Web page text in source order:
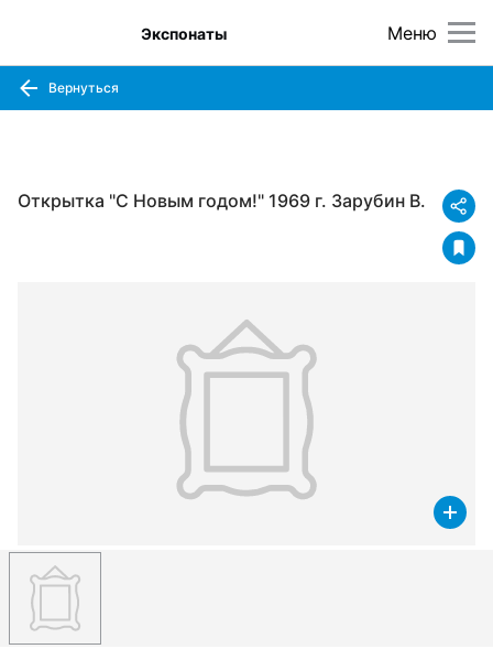
Меню
Экспонаты
Вернуться
Открытка "С Новым годом!" 1969 г. Зарубин В.